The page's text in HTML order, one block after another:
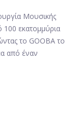
Μουσικής
εκατομμύρια
το GOOBA το
από έναν